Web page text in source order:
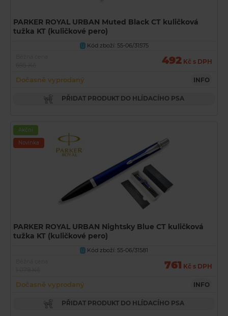
PARKER ROYAL URBAN Muted Black CT kuličková
tužka KT (kuličkové pero)
U Kód zboží: 55-06/31575
492 Kč s DPH
Dočasně vyprodaný INFO
PŘIDAT PRODUKT DO HLÍDACÍHO PSA
Akční
Novinka
PARKER ROYAL URBAN Nightsky Blue CT kuličková
tužka KT (kuličkové pero)
U
Kód zboží: 55-06/31581
761 Kč s DPH
Dočasně vyprodaný INFO
PŘIDAT PRODUKT DO HLÍDACÍHO PSA